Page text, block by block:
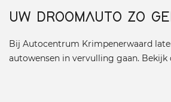
UW DROOMAUTO ZO
Bij Autocentrum Krimpenerwaard
autowensen in vervulling gaan. Bekijk